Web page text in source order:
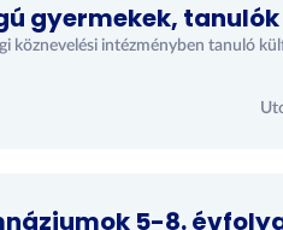
gyermekek, tanulók
köznevelési intézményben tanuló
5-8.